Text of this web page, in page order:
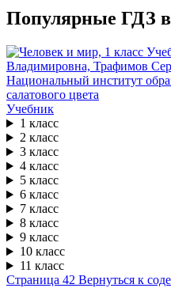
Популярные ГДЗ в
Учебник
1 класс
2 класс
3 класс
4 класс
5 класс
6 класс
7 класс
8 класс
9 класс
10 класс
11 класс
Страница 42 Вернуться к